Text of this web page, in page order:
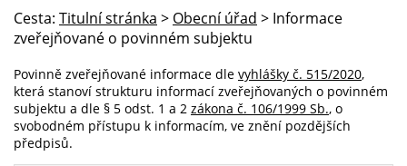
Okolí turistika
Praktické informace
Foto video
Cesta: Titulní stránka > Obecní úřad > Informace
zveřejňované o povinném subjektu
Povinně zveřejňované informace dle vyhlášky č. 515/2020,
která stanoví strukturu informací zveřejňovaných o povinném
subjektu a dle § 5 odst. 1 a 2 zákona č. 106/1999 Sb., o
svobodném přístupu k informacím, ve znění pozdějších
předpisů.